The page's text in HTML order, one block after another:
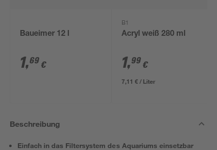
Baueimer 12 l
1,69 €
B1
Acryl weiß 280 ml
1,99 €
7,11 € / Liter
Beschreibung
Einfach in das Filtersystem des Aquariums einsetzbar